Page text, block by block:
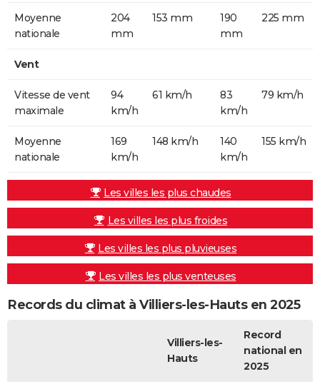
Moyenne
nationale
204
mm
153 mm
190
mm
225 mm
Vent
Vitesse de vent
maximale
94
km/h
61 km/h
83
km/h
79 km/h
Moyenne
nationale
169
km/h
148 km/h
140
km/h
155 km/h
Les villes les plus chaudes
Les villes les plus froides
Les villes les plus pluvieuses
Les villes les plus venteuses
Records du climat à Villiers-les-Hauts en 2025
Villiers-les-
Hauts
Record
national en
2025